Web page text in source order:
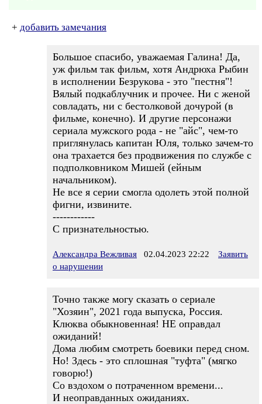
+ добавить замечания
Большое спасибо, уважаемая Галина! Да,
уж фильм так фильм, хотя Андрюха Рыбин
в исполнении Безрукова - это "пестня"!
Вялый подкаблучник и прочее. Ни с женой
совладать, ни с бестолковой дочурой (в
фильме, конечно). И другие персонажи
сериала мужского рода - не "айс", чем-то
приглянулась капитан Юля, только зачем-то
она трахается без продвижения по службе с
подполковником Мишей (ейным
начальником).
Не все я серии смогла одолеть этой полной
фигни, извините.
------------
С признательностью.
Александра Вежливая 02.04.2023 22:22
Заявить
о нарушении
Точно также могу сказать о сериале
"Хозяин", 2021 года выпуска, Россия.
Клюква обыкновенная! НЕ оправдал
ожиданий!
Дома любим смотреть боевики перед сном.
Но! Здесь - это сплошная "туфта" (мягко
говорю!)
Со вздохом о потраченном времени...
И неоправданных ожиданиях.